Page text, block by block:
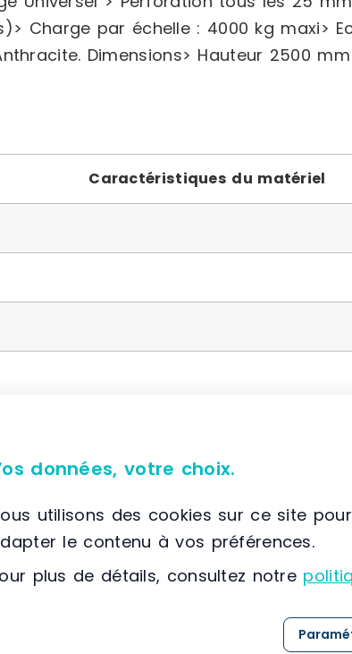
Charge par échelle : 4000 kg maxi>
Dimensions> Hauteur 2500
Caractéristiques du matériel
📌 Située à France, SCIONZIER, (74)
est spécialisée dans la
solutions dédiées au stockage,
expertise développée depuis
référence dans l’aménagement
Grâce à une maîtrise
données, votre choix.
utilisons des cookies sur ce site
le contenu à vos préférences.
plus de détails, consultez notre